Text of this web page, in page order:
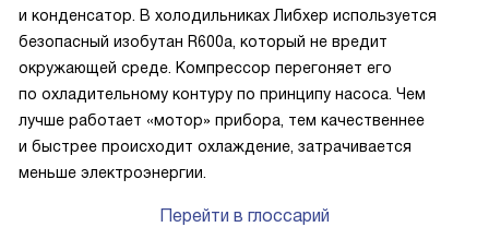
и конденсатор. В холодильниках Либхер используется
безопасный изобутан R600a, который не вредит
окружающей среде. Компрессор перегоняет его
по охладительному контуру по принципу насоса. Чем
лучше работает «мотор» прибора, тем качественнее
и быстрее происходит охлаждение, затрачивается
меньше электроэнергии.
Перейти в глоссарий